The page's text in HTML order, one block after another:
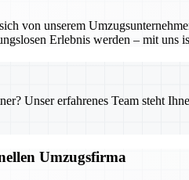
von unserem
Erlebnis werden – mit uns
Unser erfahrenes Team steht
Umzugsfirma